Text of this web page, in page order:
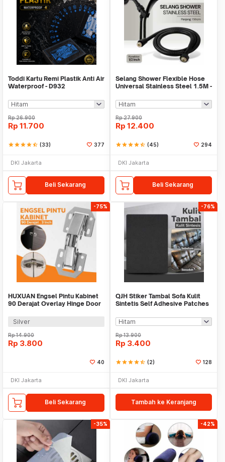
Toddi Kartu Remi Plastik Anti Air
Waterproof - D932
Rp26.900
Rp 11.700
starstarstarstarstar_half (33) 377
DKI Jakarta
Beli Sekarang
Selang Shower Flexible Hose
Universal Stainless Steel 1.5M -
Rp27.900
Rp 12.400
starstarstarstarstar_half (45) 294
DKI Jakarta
Beli Sekarang
-75%
HUXUAN Engsel Pintu Kabinet
90 Derajat Overlay Hinge Door
Silver
Rp14.900
Rp 3.800
40
DKI Jakarta
Beli Sekarang
-76%
QJH Stiker Tambal Sofa Kulit
Sintetis Self Adhesive Patches
Rp13.900
Rp 3.400
starstarstarstarstar_half (2) 128
DKI Jakarta
Tambah ke Keranjang
-35% -42%